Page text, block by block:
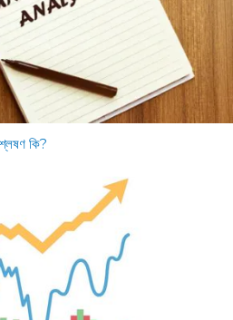
কি?